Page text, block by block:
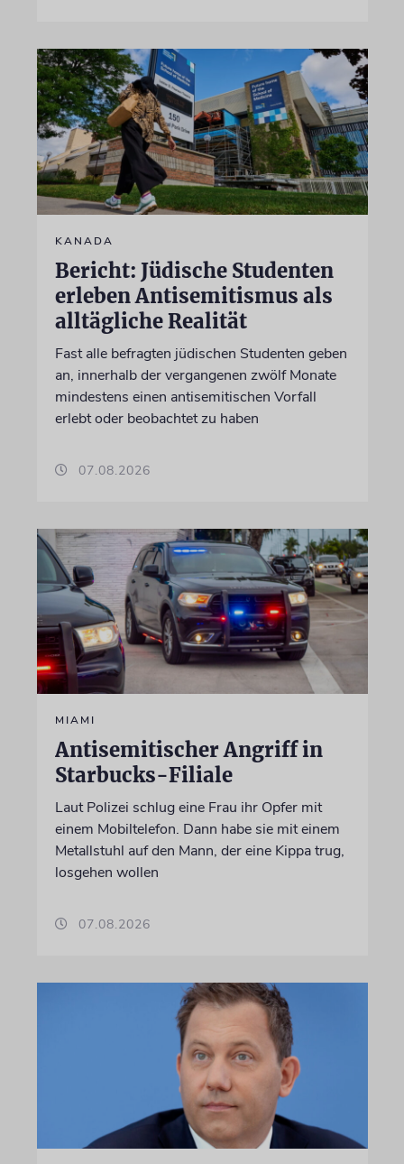
KANADA
Bericht: Jüdische Studenten
erleben Antisemitismus als
alltägliche Realität
Fast alle befragten jüdischen Studenten geben
an, innerhalb der vergangenen zwölf Monate
mindestens einen antisemitischen Vorfall
erlebt oder beobachtet zu haben
07.08.2026
MIAMI
Antisemitischer Angriff in
Starbucks-Filiale
Laut Polizei schlug eine Frau ihr Opfer mit
einem Mobiltelefon. Dann habe sie mit einem
Metallstuhl auf den Mann, der eine Kippa trug,
losgehen wollen
07.08.2026